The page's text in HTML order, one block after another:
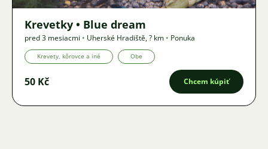
Krevetky • Blue dream
pred 3 mesiacmi • Uherské Hradiště,? km • Ponuka
Krevety, kôrovce a iné Obe
50 Kč Chcem kúpiť